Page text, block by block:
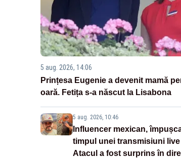
5 aug. 2026, 14:06
Prințesa Eugenie a devenit mamă
oară. Fetița s-a născut la Lisabona
5 aug. 2026, 10:46
Influencer mexican,
timpul unei transmisiuni live
Atacul a fost surprins în